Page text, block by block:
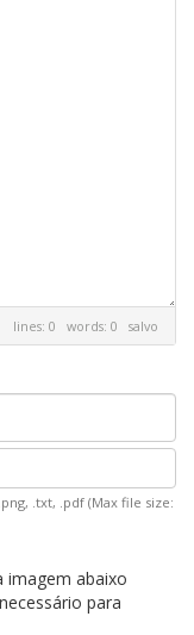
lines: 0 words: 0 salvo
.txt, .pdf (Max file size:
imagem abaixo
para